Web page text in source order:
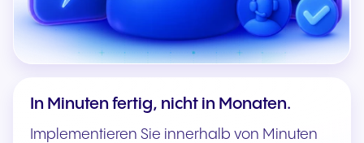
In Minuten fertig, nicht in Monaten.
Implementieren Sie innerhalb von Minuten